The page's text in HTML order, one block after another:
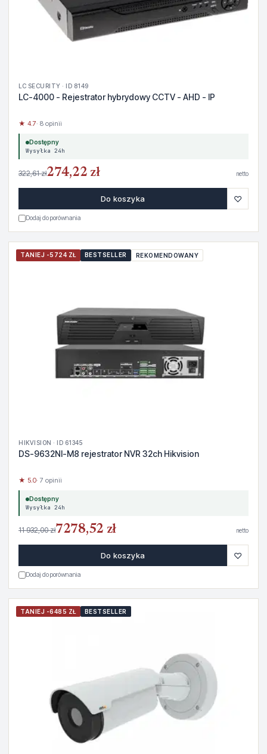
LC SECURITY · ID 8149
LC-4000 - Rejestrator hybrydowy CCTV - AHD - IP
★ 4.7· 8 opinii
Dostępny
Wysyłka 24h
322,61 zł274,22 zł netto
Do koszyka ♡
Dodaj do porównania
TANIEJ -5724 ZŁ BESTSELLER REKOMENDOWANY
HIKVISION · ID 61345
DS-9632NI-M8 rejestrator NVR 32ch Hikvision
★ 5.0· 7 opinii
Dostępny
Wysyłka 24h
11 932,00 zł7278,52 zł netto
Do koszyka ♡
Dodaj do porównania
TANIEJ -6485 ZŁ BESTSELLER